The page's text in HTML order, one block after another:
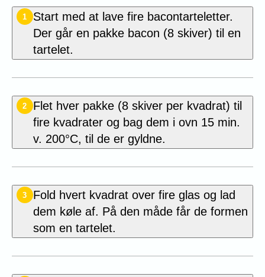
1
Start med at lave fire bacontarteletter.
Der går en pakke bacon (8 skiver) til en
tartelet.
2
Flet hver pakke (8 skiver per kvadrat) til
fire kvadrater og bag dem i ovn 15 min.
v. 200°C, til de er gyldne.
3
Fold hvert kvadrat over fire glas og lad
dem køle af. På den måde får de formen
som en tartelet.